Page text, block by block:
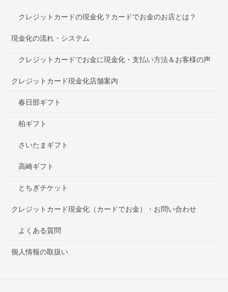
クレジットカードの現金化？カードでお金のお店とは？
現金化の流れ・システム
クレジットカードでお金に現金化・支払い方法＆お客様の声
クレジットカード現金化店舗案内
春日部ギフト
柏ギフト
さいたまギフト
高崎ギフト
とちぎチケット
クレジットカード現金化（カードでお金）・お問い合わせ
よくある質問
個人情報の取扱い